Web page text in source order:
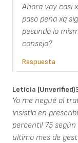
Ahora voy casi
paso pena xq
pesando lo
consejo?
Respuesta
Leticia (unverified)
Yo me negué al
insistía en
percentil 75
ultimo mes de